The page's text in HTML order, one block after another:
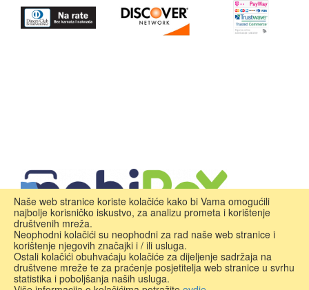
Naše web stranice koriste kolačiće kako bi Vama omogućili
najbolje korisničko iskustvo, za analizu prometa i korištenje
društvenih mreža.
Neophodni kolačići su neophodni za rad naše web stranice i
korištenje njegovih značajki i / ili usluga.
Ostali kolačići obuhvaćaju kolačiće za dijeljenje sadržaja na
društvene mreže te za praćenje posjetitelja web stranice u svrhu
statistika i poboljšanja naših usluga.